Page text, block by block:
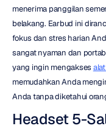
menerima panggilan
belakang. Earbud ini
fokus dan stres harian
sangat nyaman dan
yang ingin mengakses
memudahkan Anda
Anda tanpa diketahui
Headset 5-